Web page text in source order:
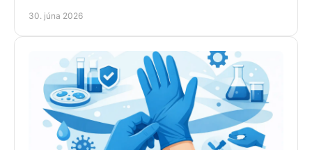
30. júna 2026